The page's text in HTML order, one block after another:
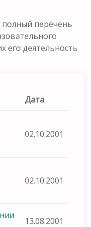
перечень
его деятельность
Дата
02.10.2001
02.10.2001
13.08.2001